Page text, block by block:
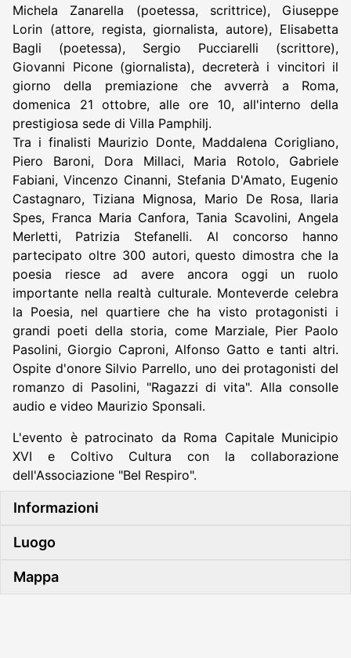
Michela Zanarella (poetessa, scrittrice), Giuseppe
Lorin (attore, regista, giornalista, autore), Elisabetta
Bagli (poetessa), Sergio Pucciarelli (scrittore),
Giovanni Picone (giornalista), decreterà i vincitori il
giorno della premiazione che avverrà a Roma,
domenica 21 ottobre, alle ore 10, all'interno della
prestigiosa sede di Villa Pamphilj.
Tra i finalisti Maurizio Donte, Maddalena Corigliano,
Piero Baroni, Dora Millaci, Maria Rotolo, Gabriele
Fabiani, Vincenzo Cinanni, Stefania D'Amato, Eugenio
Castagnaro, Tiziana Mignosa, Mario De Rosa, Ilaria
Spes, Franca Maria Canfora, Tania Scavolini, Angela
Merletti, Patrizia Stefanelli. Al concorso hanno
partecipato oltre 300 autori, questo dimostra che la
poesia riesce ad avere ancora oggi un ruolo
importante nella realtà culturale. Monteverde celebra
la Poesia, nel quartiere che ha visto protagonisti i
grandi poeti della storia, come Marziale, Pier Paolo
Pasolini, Giorgio Caproni, Alfonso Gatto e tanti altri.
Ospite d'onore Silvio Parrello, uno dei protagonisti del
romanzo di Pasolini, "Ragazzi di vita". Alla consolle
audio e video Maurizio Sponsali.
L'evento è patrocinato da Roma Capitale Municipio
XVI e Coltivo Cultura con la collaborazione
dell'Associazione "Bel Respiro".
Informazioni
Luogo
Mappa